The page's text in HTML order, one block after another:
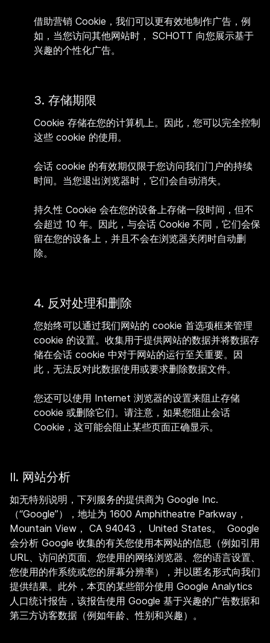
借助营销 Cookie，我们可以更有效地制作广告，例
如，当您访问其他网站时， SCHOTT 向您展示基于
兴趣的个性化广告。
3. 存储期限
Cookie 存储在您的计算机上。因此，您可以完全控制
这些 cookie 的使用。
会话 cookie 的有效期仅限于您访问我们门户的持续
时间。当您退出浏览器时，它们会自动消失。
持久性 Cookie 会在您的设备上存储一段时间，但不
会超过 10 年。因此，与会话 Cookie 不同，它们会保
留在您的设备上，并且不会在浏览器关闭时自动删
除。
4. 反对处理和删除
您始终可以通过我们网站的 cookie 首选项框来管理
cookie 的设置。收集用于提供网站的数据并将数据存
储在会话 cookie 中对于网站的运行至关重要。因
此，无法反对此数据使用或要求删除数据文件。
您还可以使用 Internet 浏览器的设置来阻止存储
cookie 或删除它们。请注意，如果您阻止会话
Cookie，这可能会阻止某些页面正确显示。
II. 网站分析
如无特别说明，下列服务的提供商为 Google Inc.
（“Google”），地址为 1600 Amphitheatre Parkway，
Mountain View， CA 94043， United States。 Google
会分析 Google 收集的有关您使用本网站的信息（例如引用
URL、访问的页面、您使用的网络浏览器、您的语言设置、
您使用的作系统或您的屏幕分辨率），并以匿名形式向我们
提供结果。此外，本页的某些部分使用 Google Analytics
人口统计报告，该报告使用 Google 基于兴趣的广告数据和
第三方访客数据（例如年龄、性别和兴趣）。